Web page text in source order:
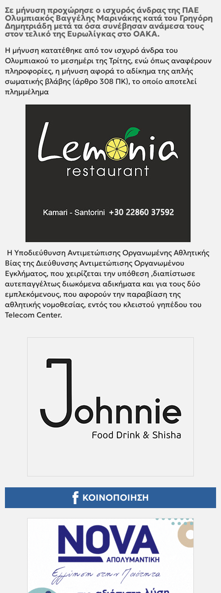
Σε μήνυση προχώρησε ο ισχυρός άνδρας της ΠΑΕ
Ολυμπιακός Βαγγέλης Μαρινάκης κατά του Γρηγόρη
Δημητριάδη μετά τα όσα συνέβησαν ανάμεσα τους
στον τελικό της Ευρωλίγκας στο ΟΑΚΑ.
Η μήνυση κατατέθηκε από τον ισχυρό άνδρα του
Ολυμπιακού το μεσημέρι της Τρίτης, ενώ όπως αναφέρουν
πληροφορίες, η μήνυση αφορά το αδίκημα της απλής
σωματικής βλάβης (άρθρο 308 ΠΚ), το οποίο αποτελεί
πλημμέλημα
Η Υποδιεύθυνση Αντιμετώπισης Οργανωμένης Αθλητικής
Βίας της Διεύθυνσης Αντιμετώπισης Οργανωμένου
Εγκλήματος, που χειρίζεται την υπόθεση ,διαπίστωσε
αυτεπαγγέλτως διωκόμενα αδικήματα και για τους δύο
εμπλεκόμενους, που αφορούν την παραβίαση της
αθλητικής νομοθεσίας, εντός του κλειστού γηπέδου του
Telecom Center.
ΚΟΙΝΟΠΟΙΗΣΗ